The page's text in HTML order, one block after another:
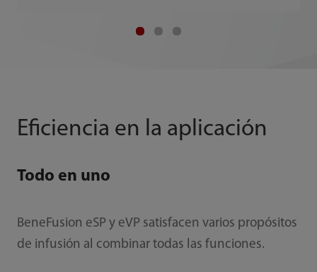
Eficiencia en la aplicación
Todo en uno
BeneFusion eSP y eVP satisfacen varios propósitos
de infusión al combinar todas las funciones.